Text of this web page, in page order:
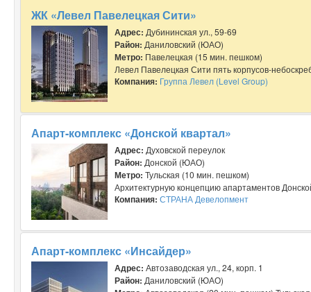
ЖК «Левел Павелецкая Сити»
Адрес: Дубининская ул., 59-69
Район: Даниловский (ЮАО)
Метро: Павелецкая (15 мин. пешком)
Левел Павелецкая Сити пять корпусов-
Компания: Группа Левел (Level Group)
Апарт-комплекс «Донской квартал»
Адрес: Духовской переулок
Район: Донской (ЮАО)
Метро: Тульская (10 мин. пешком)
Архитектурную концепцию апартаментов
Компания: СТРАНА Девелопмент
Апарт-комплекс «Инсайдер»
Адрес: Автозаводская ул., 24, корп. 1
Район: Даниловский (ЮАО)